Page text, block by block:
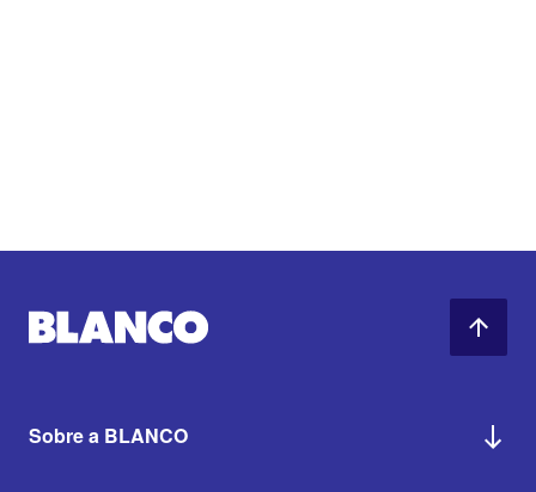
Sobre a BLANCO